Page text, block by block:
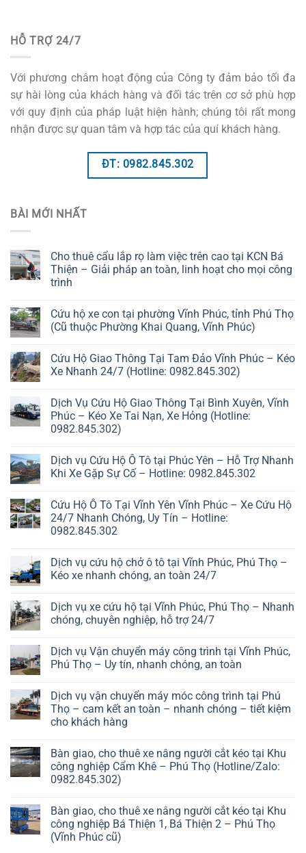
HỖ TRỢ 24/7
Với phương châm hoạt động của Công ty đảm bảo tối đa
sự hài lòng của khách hàng và đối tác trên cơ sở phù hợp
với quy định của pháp luật hiện hành; chúng tôi rất mong
nhận được sự quan tâm và hợp tác của quí khách hàng.
ĐT: 0982.845.302
BÀI MỚI NHẤT
Cho thuê cẩu lắp rọ làm việc trên cao tại KCN Bá
Thiện – Giải pháp an toàn, linh hoạt cho mọi công
trình
Cứu hộ xe con tại phường Vĩnh Phúc, tỉnh Phú Thọ
(Cũ thuộc Phường Khai Quang, Vĩnh Phúc)
Cứu Hộ Giao Thông Tại Tam Đảo Vĩnh Phúc – Kéo
Xe Nhanh 24/7 (Hotline: 0982.845.302)
Dịch Vụ Cứu Hộ Giao Thông Tại Bình Xuyên, Vĩnh
Phúc – Kéo Xe Tai Nạn, Xe Hỏng (Hotline:
0982.845.302)
Dịch vụ Cứu Hộ Ô Tô tại Phúc Yên – Hỗ Trợ Nhanh
Khi Xe Gặp Sự Cố – Hotline: 0982.845.302
Cứu Hộ Ô Tô Tại Vĩnh Yên Vĩnh Phúc – Xe Cứu Hộ
24/7 Nhanh Chóng, Uy Tín – Hotline:
0982.845.302
Dịch vụ cứu hộ chở ô tô tại Vĩnh Phúc, Phú Thọ –
Kéo xe nhanh chóng, an toàn 24/7
Dịch vụ xe cứu hộ tại Vĩnh Phúc, Phú Thọ – Nhanh
chóng, chuyên nghiệp, hỗ trợ 24/7
Dịch vụ Vận chuyển máy công trình tại Vĩnh Phúc,
Phú Thọ – Uy tín, nhanh chóng, an toàn
Dịch vụ vận chuyển máy móc công trình tại Phú
Thọ – cam kết an toàn – nhanh chóng – tiết kiệm
cho khách hàng
Bàn giao, cho thuê xe nâng người cắt kéo tại Khu
công nghiệp Cẩm Khê – Phú Thọ (Hotline/Zalo:
0982.845.302)
Bàn giao, cho thuê xe nâng người cắt kéo tại Khu
công nghiệp Bá Thiện 1, Bá Thiện 2 – Phú Thọ
(Vĩnh Phúc cũ)